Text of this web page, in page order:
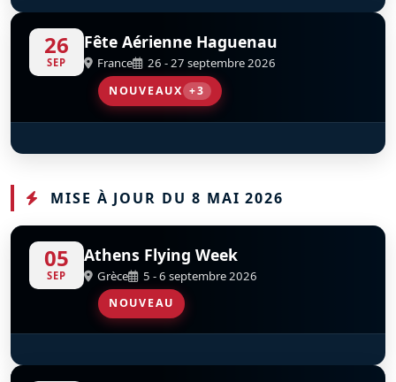
S D
F-86 Sabre
26
SEP
Fête Aérienne Haguenau
France 26 - 27 septembre 2026
NOUVEAUX +3
D
TF-51 Mustang D
Pitts S-2A D
H145 Dragon
MISE À JOUR DU 8 MAI 2026
05
SEP
Athens Flying Week
Grèce 5 - 6 septembre 2026
NOUVEAU
Parachutistes De L’AAE